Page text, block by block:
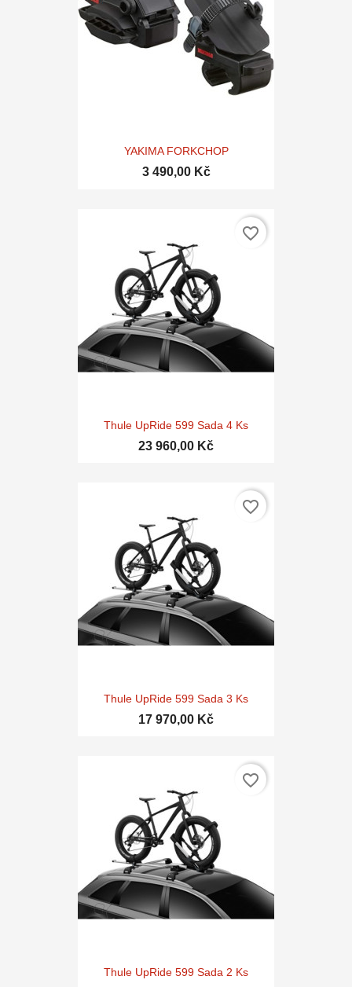
YAKIMA FORKCHOP
3 490,00 Kč
Thule UpRide 599 Sada 4 Ks
23 960,00 Kč
favorite_border
Thule UpRide 599 Sada 3 Ks
17 970,00 Kč
favorite_border
Thule UpRide 599 Sada 2 Ks
favorite_border